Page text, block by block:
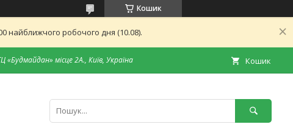
Кошик
найближчого робочого дня (10.08).
«Будмайдан» місце 2А., Київ, Україна Кошик